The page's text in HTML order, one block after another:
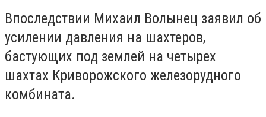
Впоследствии Михаил Волынец заявил об
усилении давления на шахтеров,
бастующих под землей на четырех
шахтах Криворожского железорудного
комбината.